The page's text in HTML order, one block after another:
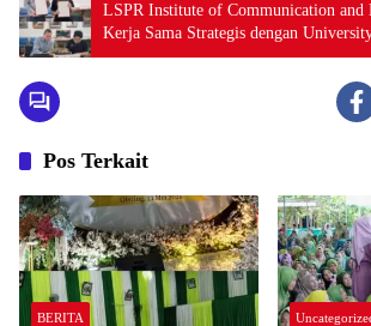
LSPR Institute of Communication and
Kerja Sama Strategis dengan
London (UCL) untuk Pengalaman
Pos Terkait
BERITA